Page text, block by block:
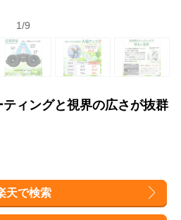
1/9
ィングと視界の広さが抜群
天で検索